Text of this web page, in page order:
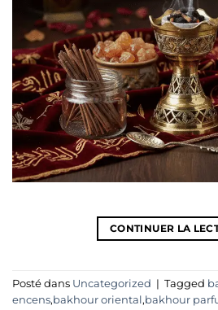
CONTINUER LA
Posté dans Uncategorized | Tagged
encens,bakhour oriental ,bakhour